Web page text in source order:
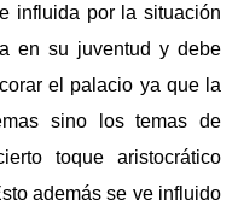
influida por la situación
en su juventud y debe
el palacio ya que la
sino los temas de
toque aristocrático
además se ve influido